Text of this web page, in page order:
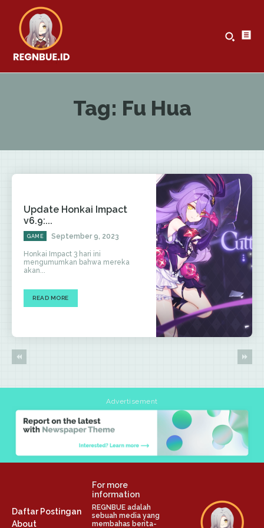
Tag: Fu Hua
Update Honkai Impact
v6.9:...
GAME September 9, 2023
Honkai Impact 3 hari ini
mengumumkan bahwa mereka
akan...
READ MORE
Advertisement
Daftar Postingan
About
For more
information
REGNBUE adalah
sebuah media yang
membahas berita-